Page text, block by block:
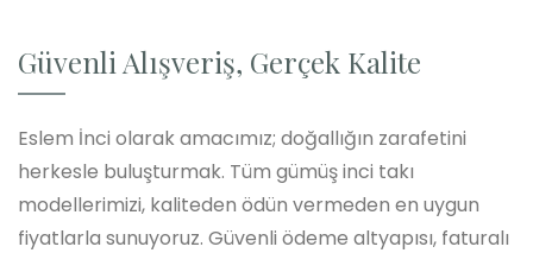
Güvenli Alışveriş, Gerçek Kalite
Eslem İnci olarak amacımız; doğallığın zarafetini
herkesle buluşturmak. Tüm gümüş inci takı
modellerimizi, kaliteden ödün vermeden en uygun
fiyatlarla sunuyoruz. Güvenli ödeme altyapısı, faturalı